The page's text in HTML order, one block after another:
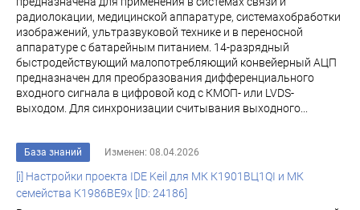
радиолокации, медицинской аппаратуре, системахобработки
изображений, ультразвуковой технике и в переносной
аппаратуре с батарейным питанием. 14-разрядный
быстродействующий малопотребляющий конвейерный АЦП
предназначен для преобразования дифференциального
входного сигнала в цифровой код с КМОП- или LVDS-
выходом. Для синхронизации считывания выходного...
База знаний Изменен: 08.04.2026
[i] Настройки проекта IDE Keil для МК К1901ВЦ1QI и МК
семейства К1986ВЕ9x [ID: 24186]